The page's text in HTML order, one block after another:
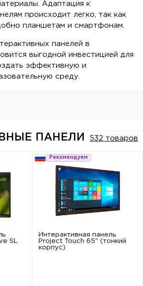
Адаптация к
происходит легко, так как
планшетам и смартфонам.
панелей в
выгодной инвестицией для
эффективную и
среду.
ПАНЕЛИ 532 товаров
SL
Рекомендуем
Интерактивная панель
Project Touch 65" (тонкий
корпус)